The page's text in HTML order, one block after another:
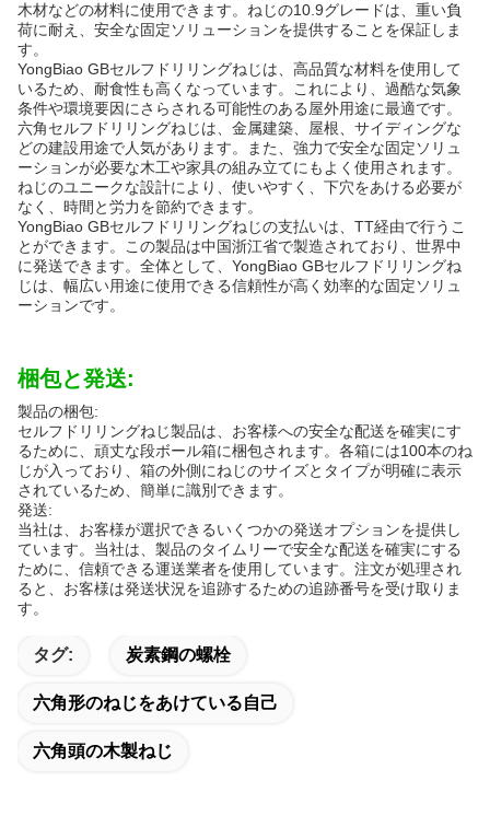
木材などの材料に使用できます。ねじの10.9グレードは、重い負
荷に耐え、安全な固定ソリューションを提供することを保証しま
す。
YongBiao GBセルフドリリングねじは、高品質な材料を使用して
いるため、耐食性も高くなっています。これにより、過酷な気象
条件や環境要因にさらされる可能性のある屋外用途に最適です。
六角セルフドリリングねじは、金属建築、屋根、サイディングな
どの建設用途で人気があります。また、強力で安全な固定ソリュ
ーションが必要な木工や家具の組み立てにもよく使用されます。
ねじのユニークな設計により、使いやすく、下穴をあける必要が
なく、時間と労力を節約できます。
YongBiao GBセルフドリリングねじの支払いは、TT経由で行うこ
とができます。この製品は中国浙江省で製造されており、世界中
に発送できます。全体として、YongBiao GBセルフドリリングね
じは、幅広い用途に使用できる信頼性が高く効率的な固定ソリュ
ーションです。
梱包と発送:
製品の梱包:
セルフドリリングねじ製品は、お客様への安全な配送を確実にす
るために、頑丈な段ボール箱に梱包されます。各箱には100本のね
じが入っており、箱の外側にねじのサイズとタイプが明確に表示
されているため、簡単に識別できます。
発送:
当社は、お客様が選択できるいくつかの発送オプションを提供し
ています。当社は、製品のタイムリーで安全な配送を確実にする
ために、信頼できる運送業者を使用しています。注文が処理され
ると、お客様は発送状況を追跡するための追跡番号を受け取りま
す。
タグ: 炭素鋼の螺栓
六角形のねじをあけている自己
六角頭の木製ねじ